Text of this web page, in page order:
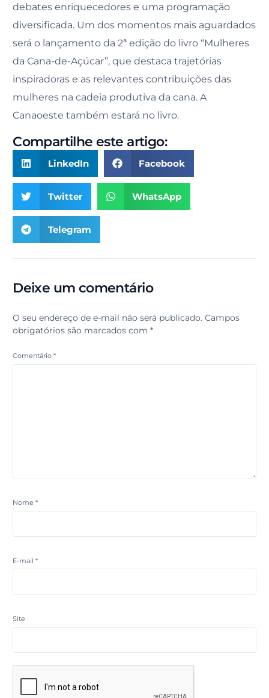
debates enriquecedores e uma programação
diversificada. Um dos momentos mais aguardados
será o lançamento da 2ª edição do livro “Mulheres
da Cana-de-Açúcar”, que destaca trajetórias
inspiradoras e as relevantes contribuições das
mulheres na cadeia produtiva da cana. A
Canaoeste também estará no livro.
Compartilhe este artigo:
LinkedIn Facebook
Twitter WhatsApp
Telegram
Deixe um comentário
O seu endereço de e-mail não será publicado. Campos
obrigatórios são marcados com*
Comentário*
Nome*
E-mail*
Site